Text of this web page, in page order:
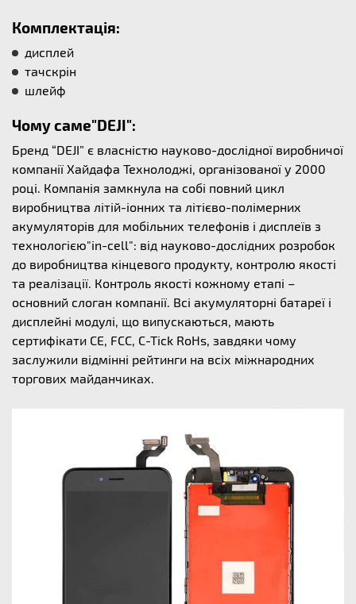
Комплектація:
дисплей
тачскрін
шлейф
Чому саме"DEJI":
Бренд “DEJI” є власністю науково-дослідної виробничої
компанії Хайдафа Технолоджі, організованої у 2000
році. Компанія замкнула на собі повний цикл
виробництва літій-іонних та літієво-полімерних
акумуляторів для мобільних телефонів і дисплеїв з
технологією"in-cell": від науково-дослідних розробок
до виробництва кінцевого продукту, контролю якості
та реалізації. Контроль якості кожному етапі –
основний слоган компанії. Всі акумуляторні батареї і
дисплейні модулі, що випускаються, мають
сертифікати CE, FCC, C-Tick RoHs, завдяки чому
заслужили відмінні рейтинги на всіх міжнародних
торгових майданчиках.